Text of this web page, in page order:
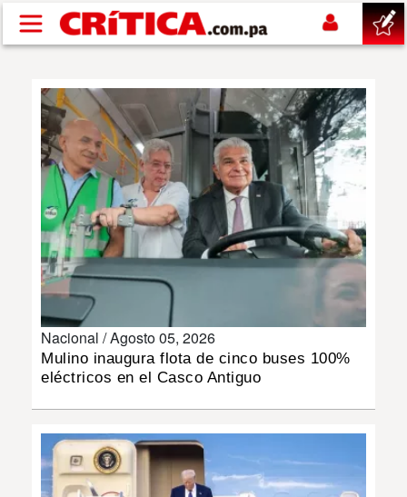
Pasar al contenido principal
SUCESOS
NACIONAL
POLÍTICA
SHOW
DEPORTES
INSÓLITAS
MULTIMEDIA
Nacional /Agosto 05, 2026
Mulino inaugura flota de cinco buses 100%
eléctricos en el Casco Antiguo